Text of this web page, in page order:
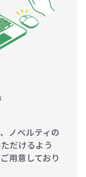
する場合が
トの計算は
異なります
い。
円）
42円（1個
35円（1個
ノベルティの
だけるよう
用意しており